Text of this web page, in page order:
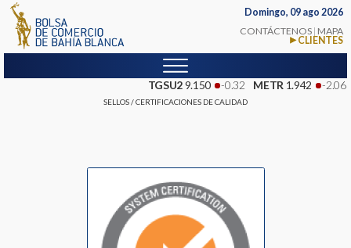
Domingo, 09 ago 2026
CONTÁCTENOS | MAPA
CLIENTES
TGSU2 9.150 -0.32 METR1.942 -2.06
SELLOS / CERTIFICACIONES DE CALIDAD